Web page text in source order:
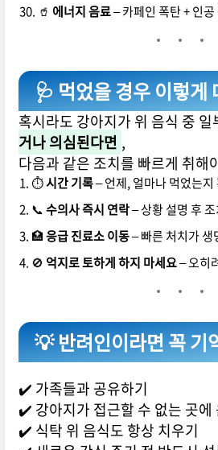
🥤 에너지 음료– 카페인 폭탄 + 인공
🩺 먹었을 경우 이렇게
혹시라도 강아지가 위 음식 중 일
거나 의심된다면 ,
다음과 같은 조치를 빠르게 취해
⏱️시간 기록– 언제, 얼마나 먹었는지
📞수의사 즉시 연락– 상황 설명 후 조
🏥응급 진료소 이동– 빠른 처치가 생
🚫 억지로 토하게 하지 마세요– 오히
💡 반려인이라면 꼭 기
✔️ 가족들과 공유하기
✔️ 강아지가 접근할 수 없는 곳에
✔️ 식탁 위 음식도 항상 치우기